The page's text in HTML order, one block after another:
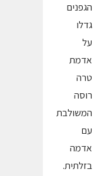
הגפנים
גדלו
על
אדמת
טרה
רוסה
המשולבת
עם
אדמה
בזלתית.